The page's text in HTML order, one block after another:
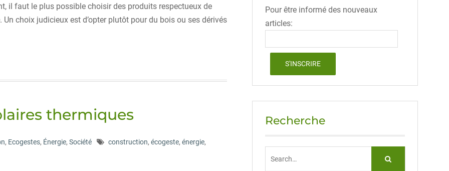
il faut le plus possible choisir des produits respectueux de
choix judicieux est d’opter plutôt pour du bois ou ses dérivés
thermiques
, Ecogestes, Énergie, Société construction, écogeste, énergie,
Pour être informé des nouveaux
articles:
Recherche